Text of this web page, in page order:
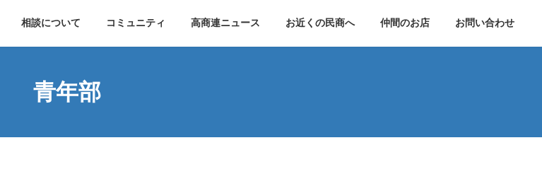
相談について コミュニティ 高商連ニュース お近くの民商へ 仲間のお店 お問い合わせ
青年部